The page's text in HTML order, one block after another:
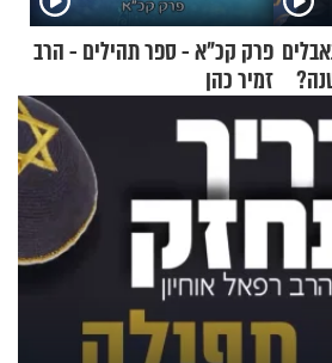
פרק קכ"א - ספר תהילים - הרב
זמיר כהן